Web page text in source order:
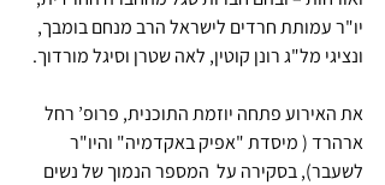
יו"ר עמותת חרדים לישראל הרב מנחם בומבך,
ונציגי מל"ג רונן קוטין, לאה שטרן וסיגל מורדוך.
את האירוע פתחה יוזמת התוכנית, פרופ’ רחל
ארהרד ( מיסדת "אפיק באקדמיה" והיו"ר
לשעבר), בסקירה על  המספר הנמוך של נשים